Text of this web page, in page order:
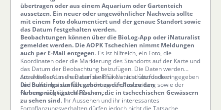
übertragen oder aus einem Aquarium oder Gartenteich
aussetzen. Ein neuer oder ungewöhnlicher Nachweis sollte
mit einem Foto dokumentiert und der genaue Standort sowie
das Datum festgehalten werden.
Beobachtungen können über die BioLog-App oder iNaturalist
gemeldet werden. Die AOPK Tschechien nimmt Meldungen
auch per E-Mail entgegen. Es ist hilfreich, ein Foto, die
Koordinaten oder die Markierung des Standorts auf der Karte und
das Datum der Beobachtung beizufügen. Die Daten werden
anschließend in die Datenbank für Naturschutzfunde eingegeben
und helfen bei der Überwachung der Ausbreitung sowie der
Planung möglicher Maßnahmen.
Attraktives Aussehen darf die Risiken nicht überdecken
Die Buntings sunfish gehört zweifellos zu den
farbenprächtigsten Fischen, die in tschechischen Gewässern
zu sehen sind. Ihr Aussehen und ihr interessantes
Fortpflanzungsverhalten dürfen jedoch nicht die Tatsache